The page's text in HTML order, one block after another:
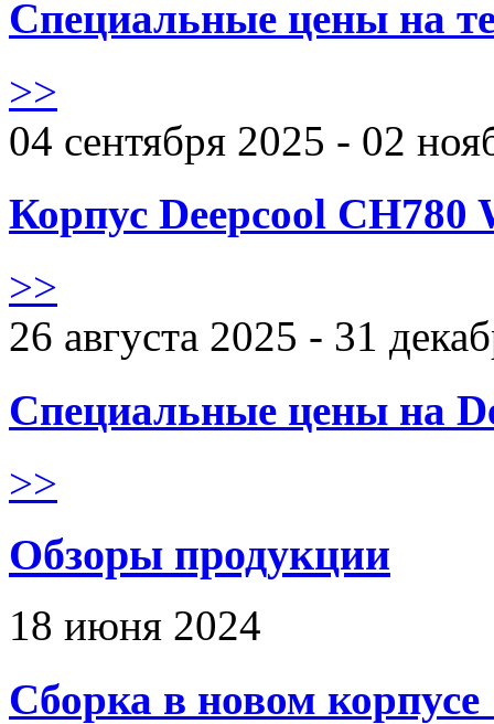
Специальные цены на
>>
04 сентября 2025 - 02
Корпус Deepcool CH780
>>
26 августа 2025 - 31
Специальные цены на
>>
Обзоры продукции
18 июня 2024
Сборка в новом